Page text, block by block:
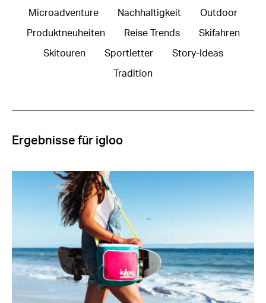
Microadventure Nachhaltigkeit Outdoor
Produktneuheiten Reise Trends Skifahren
Skitouren Sportletter Story-Ideas
Tradition
Ergebnisse für igloo